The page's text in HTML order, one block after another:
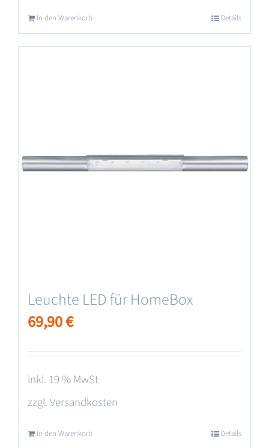
In den Warenkorb Details
Leuchte LED für HomeBox
69,90€
inkl. 19 % MwSt.
zzgl.Versandkosten
In den Warenkorb Details